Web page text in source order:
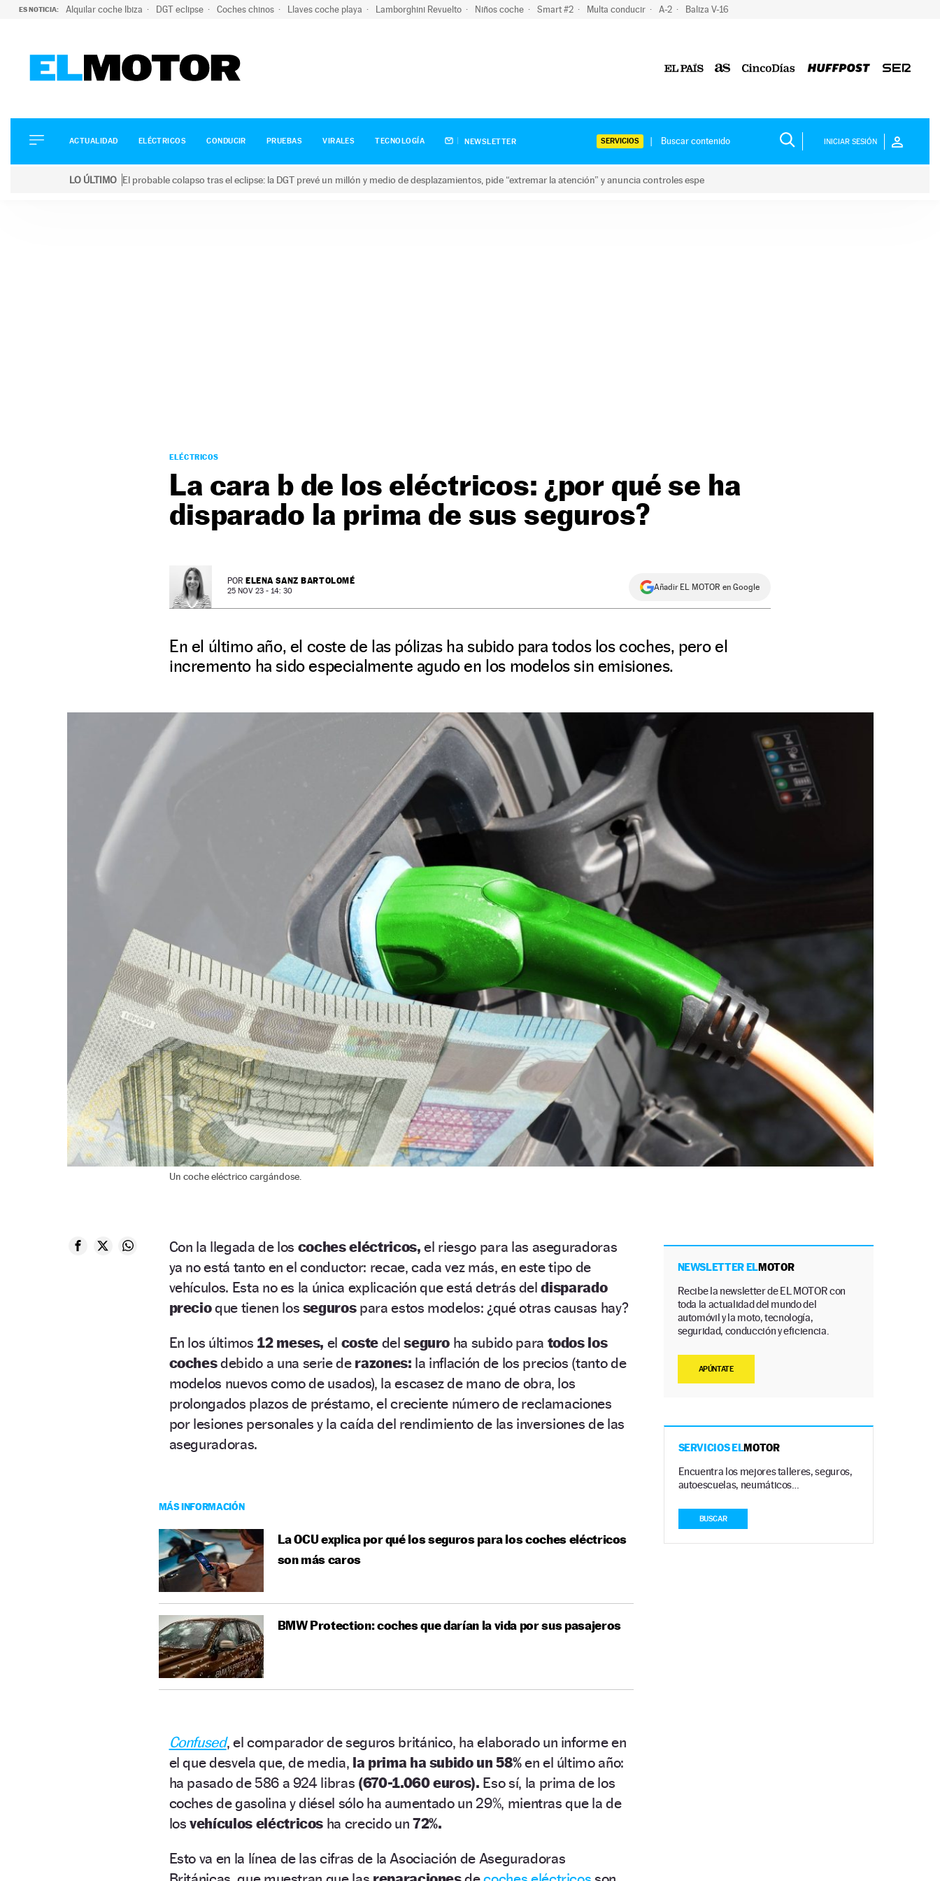
ES NOTICIA: Alquilar coche Ibiza DGT eclipse Coches chinos Llaves coche playa Lamborghini Revuelto Niños coche Smart #2 Multa conducir A-2 Baliza V-16
ELÉCTRICOS
CONDUCIR
ACTUALIDAD ELÉCTRICOS CONDUCIR PRUEBAS VIRALES TECNOLOGÍA NEWSLETTER SERVICIOS INICIAR SESIÓN
LO ÚLTIMO El probable colapso tras el eclipse: la DGT prevé un millón y medio de desplazamientos, pide “extremar la atención” y anuncia controles espe
ELÉCTRICOS
La cara b de los eléctricos: ¿por qué se ha
disparado la prima de sus seguros?
POR ELENA SANZ BARTOLOMÉ
25 NOV 23 - 14: 30 Añadir EL MOTOR en Google
En el último año, el coste de las pólizas ha subido para todos los coches, pero el
incremento ha sido especialmente agudo en los modelos sin emisiones.
Un coche eléctrico cargándose.
Con la llegada de los coches eléctricos,el riesgo para las aseguradoras
ya no está tanto en el conductor: recae, cada vez más, en este tipo de
vehículos. Esta no es la única explicación que está detrás deldisparado
precioque tienen los seguros para estos modelos: ¿qué otras causas hay?
En los últimos 12 meses, el coste delseguro ha subido para todos los
cochesdebido a una serie de razones: la inflación de los precios (tanto de
modelos nuevos como de usados), la escasez de mano de obra, los
prolongados plazos de préstamo, el creciente número de reclamaciones
por lesiones personales y la caída del rendimiento de las inversiones de las
aseguradoras.
MÁS INFORMACIÓN
La OCU explica por qué los seguros para los coches eléctricos
son más caros
BMW Protection: coches que darían la vida por sus pasajeros
Confused, el comparador de seguros británico, ha elaborado un informe en
el que desvela que, de media, la prima ha subido un 58%en el último año:
ha pasado de 586 a 924 libras (670-1.060 euros). Eso sí, la prima de los
coches de gasolina y diésel sólo ha aumentado un 29%, mientras que la de
losvehículos eléctricos ha crecido un 72%.
Esto va en la línea de las cifras de la Asociación de Aseguradoras
NEWSLETTER ELMOTOR
Recibe la newsletter de EL MOTOR con
toda la actualidad del mundo del
automóvil y la moto, tecnología,
seguridad, conducción y eficiencia.
APÚNTATE
SERVICIOS ELMOTOR
Encuentra los mejores talleres, seguros,
autoescuelas, neumáticos…
BUSCAR